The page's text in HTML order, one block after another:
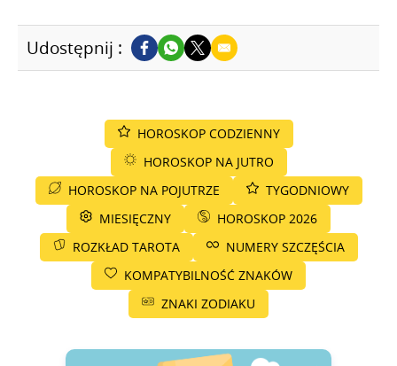
Udostępnij :
HOROSKOP CODZIENNY
HOROSKOP NA JUTRO
HOROSKOP NA POJUTRZE
TYGODNIOWY
MIESIĘCZNY
HOROSKOP 2026
ROZKŁAD TAROTA
NUMERY SZCZĘŚCIA
KOMPATYBILNOŚĆ ZNAKÓW
ZNAKI ZODIAKU